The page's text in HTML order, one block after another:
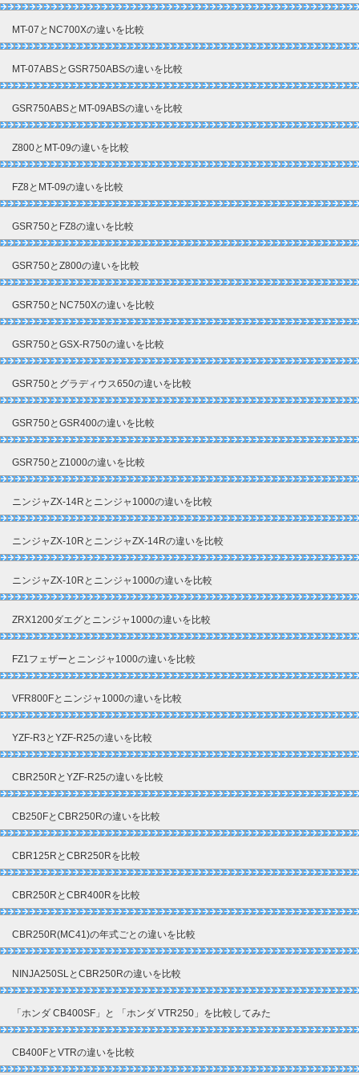
MT-07とNC700Xの違いを比較
MT-07ABSとGSR750ABSの違いを比較
GSR750ABSとMT-09ABSの違いを比較
Z800とMT-09の違いを比較
FZ8とMT-09の違いを比較
GSR750とFZ8の違いを比較
GSR750とZ800の違いを比較
GSR750とNC750Xの違いを比較
GSR750とGSX-R750の違いを比較
GSR750とグラディウス650の違いを比較
GSR750とGSR400の違いを比較
GSR750とZ1000の違いを比較
ニンジャZX-14Rとニンジャ1000の違いを比較
ニンジャZX-10RとニンジャZX-14Rの違いを比較
ニンジャZX-10Rとニンジャ1000の違いを比較
ZRX1200ダエグとニンジャ1000の違いを比較
FZ1フェザーとニンジャ1000の違いを比較
VFR800Fとニンジャ1000の違いを比較
YZF-R3とYZF-R25の違いを比較
CBR250RとYZF-R25の違いを比較
CB250FとCBR250Rの違いを比較
CBR125RとCBR250Rを比較
CBR250RとCBR400Rを比較
CBR250R(MC41)の年式ごとの違いを比較
NINJA250SLとCBR250Rの違いを比較
「ホンダ CB400SF」と 「ホンダ VTR250」を比較してみた
CB400FとVTRの違いを比較